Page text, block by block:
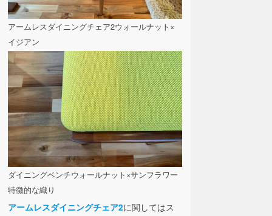
アームレスダイニングチェア2ウォールナット×
イジアン
ダイニングベンチウォールナット×サンフラワー
特徴的な織り
アームレスダイニングチェア2に関してはス